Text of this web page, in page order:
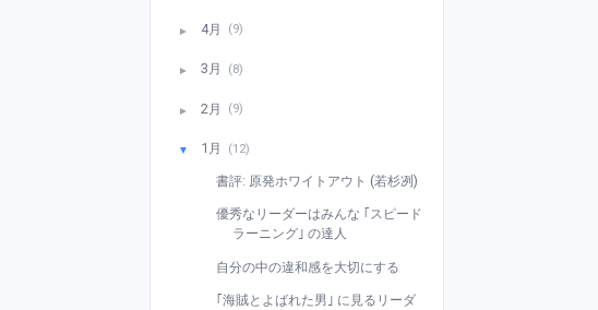
► 4月 (9)
► 3月 (8)
► 2月 (9)
▼ 1月 (12)
書評: 原発ホワイトアウト (若杉冽)
優秀なリーダーはみんな ｢スピード
ラーニング｣ の達人
自分の中の違和感を大切にする
｢海賊とよばれた男｣ に見るリーダ